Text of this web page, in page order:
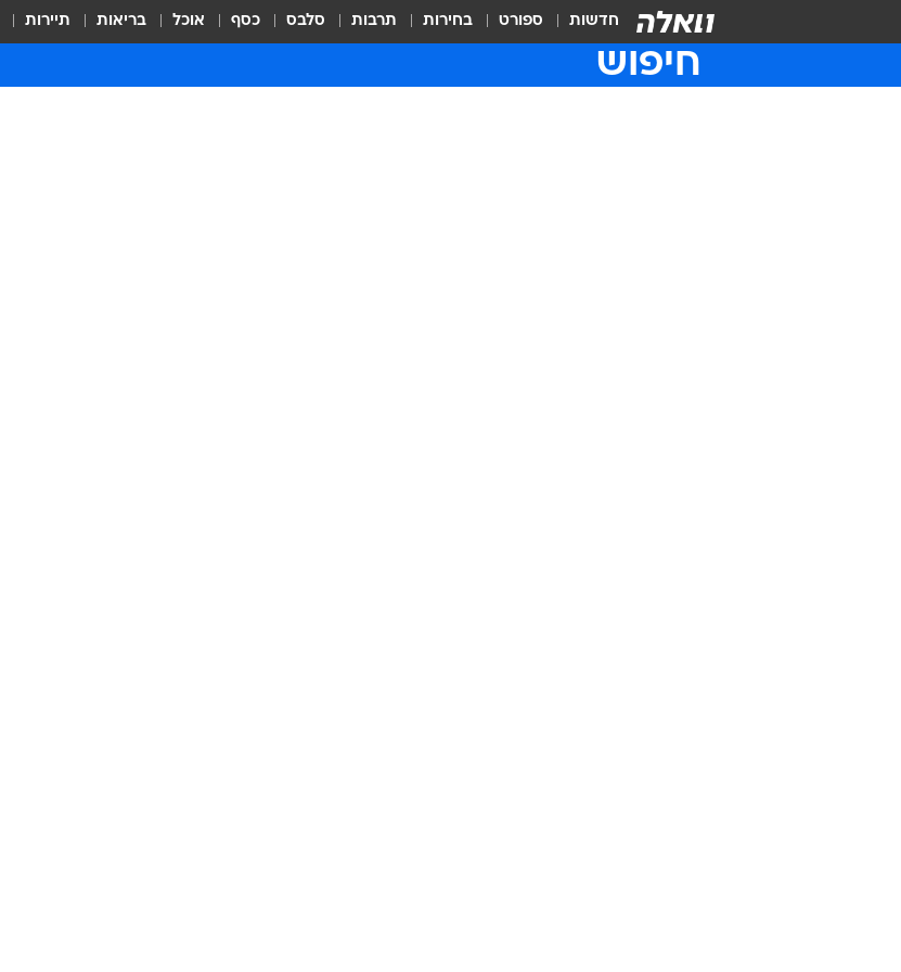
חדשות ספורט בחירות תרבות סלבס כסף אוכל בריאות תיירות
חיפוש